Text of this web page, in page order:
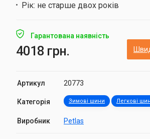
Рік: не старше двох років
Гарантована наявність
4018 грн.
Артикул 20773
Категорія Зимові шини Легкові
Виробник Petlas